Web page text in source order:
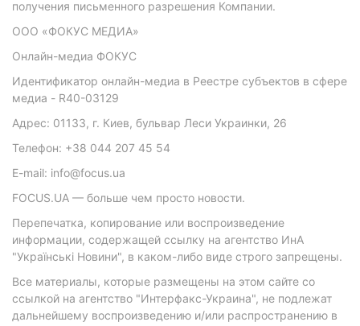
получения письменного разрешения Компании.
ООО «ФОКУС МЕДИА»
Онлайн-медиа ФОКУС
Идентификатор онлайн-медиа в Реестре субъектов в сфере
медиа - R40-03129
Адрес: 01133, г. Киев, бульвар Леси Украинки, 26
Телефон: +38 044 207 45 54
E-mail: info@focus.ua
FOCUS.UA — больше чем просто новости.
Перепечатка, копирование или воспроизведение
информации, содержащей ссылку на агентство ИнА
"Українські Новини", в каком-либо виде строго запрещены.
Все материалы, которые размещены на этом сайте со
ссылкой на агентство "Интерфакс-Украина", не подлежат
дальнейшему воспроизведению и/или распространению в